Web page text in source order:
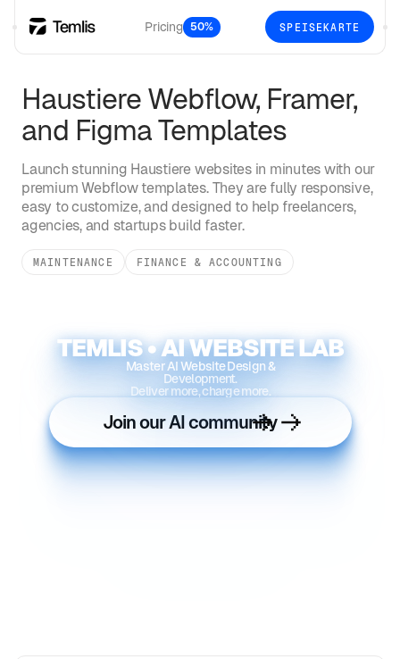
Pricing 50% SPEISEKARTE
HaustiereWebflow, Framer,
and Figma Templates
Launch stunning Haustierewebsites in minutes with our
premium Webflow templates. They are fully responsive,
easy to customize, and designed to help freelancers,
agencies, and startups build faster.
MAINTENANCE FINANCE & ACCOUNTING
TEMLIS • AI WEBSITE LAB
Master AI Website Design &
Development.
Deliver more, charge more.
Join our AI community